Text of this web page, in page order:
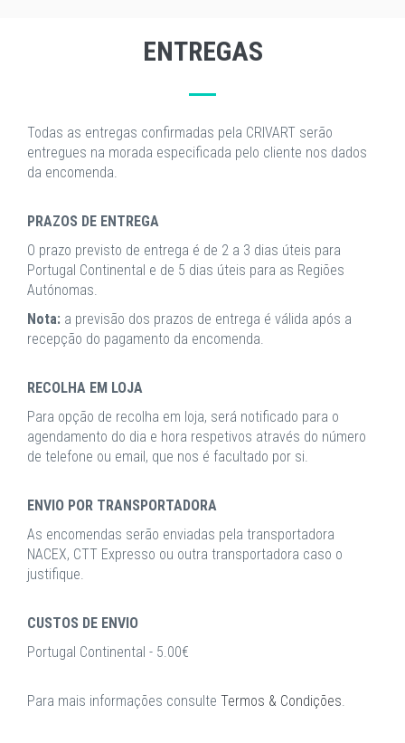
ENTREGAS
Todas as entregas confirmadas pela CRIVART serão
entregues na morada especificada pelo cliente nos dados
da encomenda.
PRAZOS DE ENTREGA
O prazo previsto de entrega é de 2 a 3 dias úteis para
Portugal Continental e de 5 dias úteis para as Regiões
Autónomas.
Nota: a previsão dos prazos de entrega é válida após a
recepção do pagamento da encomenda.
RECOLHA EM LOJA
Para opção de recolha em loja, será notificado para o
agendamento do dia e hora respetivos através do número
de telefone ou email, que nos é facultado por si.
ENVIO POR TRANSPORTADORA
As encomendas serão enviadas pela transportadora
NACEX, CTT Expresso ou outra transportadora caso o
justifique.
CUSTOS DE ENVIO
Portugal Continental - 5.00€
Para mais informações consulte Termos & Condições.